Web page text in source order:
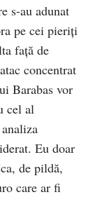
s-au adunat
pe cei pieriţi
faţă de
concentrat
Barabas vor
cel al
Eu doar
de pildă,
care ar fi